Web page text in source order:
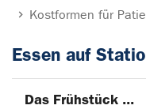
Kostformen für
Essen auf
Das Frühstück ...